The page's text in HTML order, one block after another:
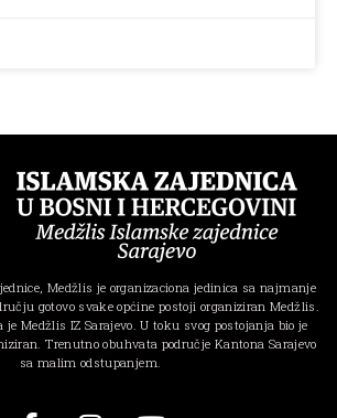
Medžlis je organizaciona jedinica sa najmanje
gotovo svake općine postoji organiziran Medžlis.
je Medžlis IZ Sarajevo. U toku svog postojanja bio je
Trenutno obuhvata područje Kantona Sarajevo
sa malim odstupanjem.